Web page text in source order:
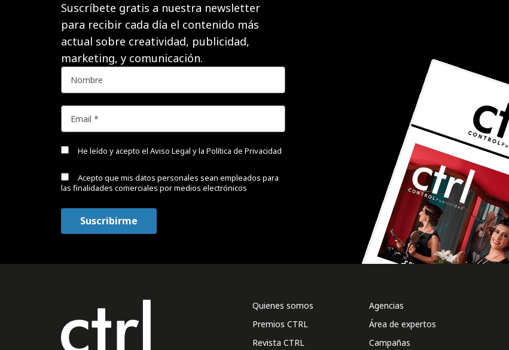
Suscríbete gratis a nuestra newsletter
para recibir cada día el contenido más
actual sobre creatividad, publicidad,
marketing, y comunicación.
He leído y acepto el Aviso Legal y la Política de Privacidad
Acepto que mis datos personales sean empleados para
las finalidades comerciales por medios electrónicos
Quienes somos
Premios CTRL
Revista CTRL
Agencias
Área de expertos
Campañas